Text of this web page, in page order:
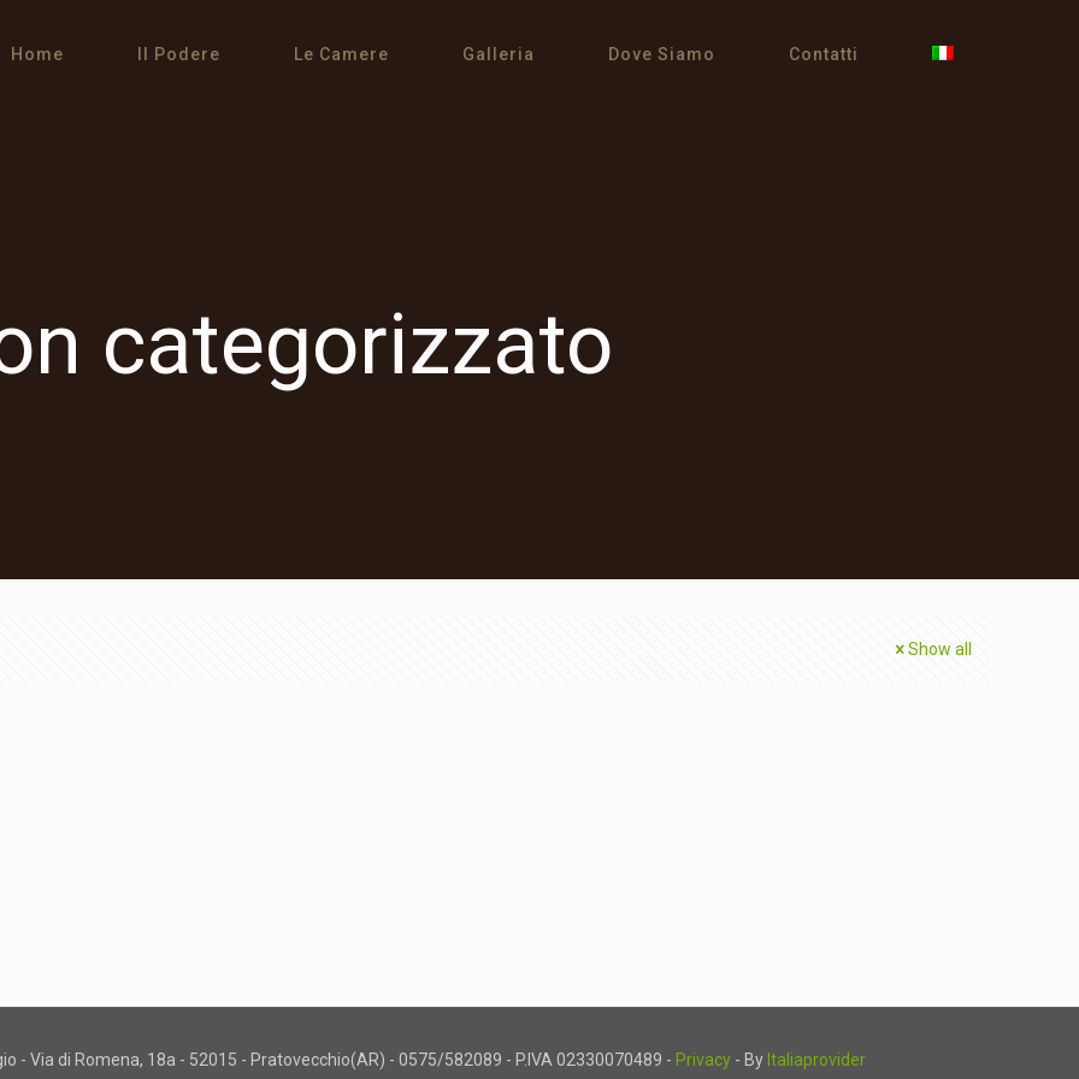
Home Il Podere Le Camere Galleria Dove Siamo Contatti
categorizzato
Show all
- Via di Romena, 18a - 52015 - Pratovecchio(AR) - 0575/582089 - P.IVA 02330070489 - Privacy- By Italiaprovider